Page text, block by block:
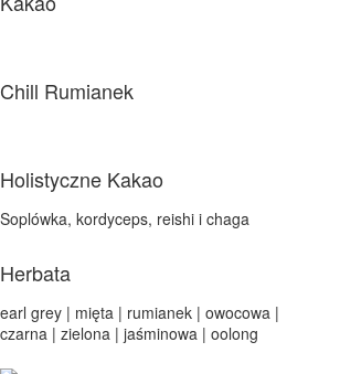
Chill Rumianek
Holistyczne Kakao
Soplówka, kordyceps, reishi i chaga
Herbata
earl grey | mięta | rumianek | owocowa |
czarna | zielona | jaśminowa | oolong